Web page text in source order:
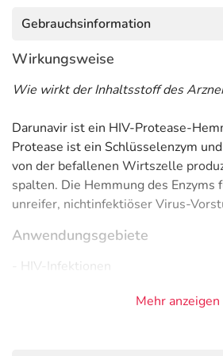
Gebrauchsinformation
Wirkungsweise
Wie wirkt der Inhaltsstoff des
Darunavir ist ein HIV-Protease-
Protease ist ein Schlüsselenzym
von der befallenen Wirtszelle
spalten. Die Hemmung des Enzyms
unreifer, nichtinfektiöser Virus-
Anwendungsgebiete
- HIV-Infektionen
Mehr anzeigen